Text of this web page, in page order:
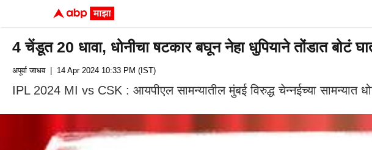
4 चेंडूत 20 धावा, धोनीचा षटकार बघून नेहा धुपियाने तोंडात बोटं
अपूर्वा जाधव| 14 Apr 2024 10:33 PM (IST)
IPL 2024 MI vs CSK : आयपीएल सामन्यातील मुंबई विरुद्ध चेन्नईच्या सामन्यात